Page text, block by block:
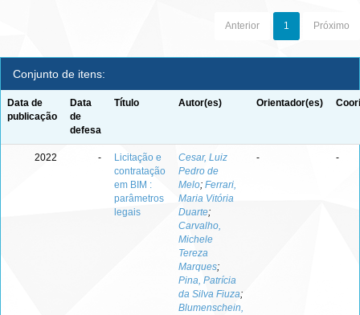
Anterior 1 Próximo
Conjunto de itens:
Data de
publicação
Data
de
defesa
Título Autor(es) Orientador(es)
2022 -
Licitação e
contratação
em BIM :
parâmetros
legais
Cesar, Luiz
Pedro de
Melo; Ferrari,
Maria Vitória
Duarte;
Carvalho,
Michele
Tereza
Marques;
Pina, Patrícia
da Silva Fiuza;
Blumenschein,
- -